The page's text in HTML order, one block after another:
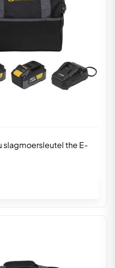
slagmoersleutel the E-